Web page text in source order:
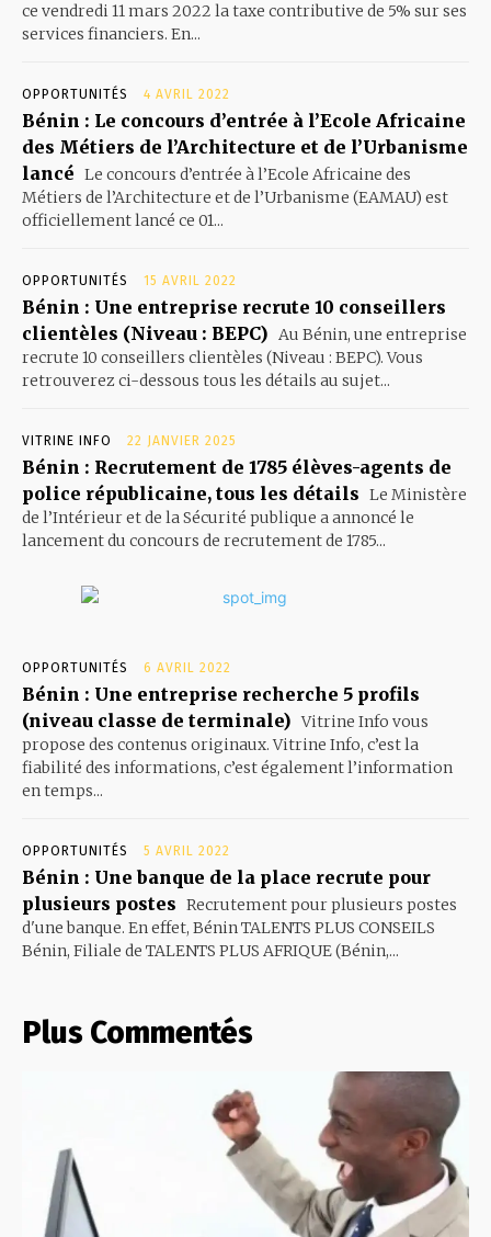
ce vendredi 11 mars 2022 la taxe contributive de 5% sur ses
services financiers. En...
OPPORTUNITÉS 4 AVRIL 2022
Bénin : Le concours d’entrée à l’Ecole Africaine
des Métiers de l’Architecture et de l’Urbanisme
lancé Le concours d’entrée à l’Ecole Africaine des
Métiers de l’Architecture et de l’Urbanisme (EAMAU) est
officiellement lancé ce 01...
OPPORTUNITÉS 15 AVRIL 2022
Bénin : Une entreprise recrute 10 conseillers
clientèles (Niveau : BEPC) Au Bénin, une entreprise
recrute 10 conseillers clientèles (Niveau : BEPC). Vous
retrouverez ci-dessous tous les détails au sujet...
VITRINE INFO 22 JANVIER 2025
Bénin : Recrutement de 1785 élèves-agents de
police républicaine, tous les détails Le Ministère
de l’Intérieur et de la Sécurité publique a annoncé le
lancement du concours de recrutement de 1785...
OPPORTUNITÉS 6 AVRIL 2022
Bénin : Une entreprise recherche 5 profils
(niveau classe de terminale) Vitrine Info vous
propose des contenus originaux. Vitrine Info, c’est la
fiabilité des informations, c’est également l’information
en temps...
OPPORTUNITÉS 5 AVRIL 2022
Bénin : Une banque de la place recrute pour
plusieurs postes Recrutement pour plusieurs postes
d'une banque. En effet, Bénin TALENTS PLUS CONSEILS
Bénin, Filiale de TALENTS PLUS AFRIQUE (Bénin,...
Plus Commentés